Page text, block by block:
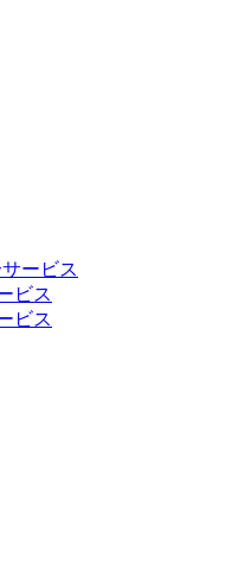
ービス
ビス
ビス